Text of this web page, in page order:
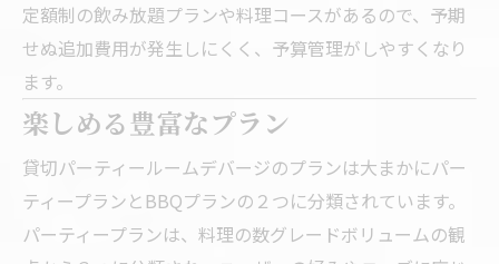
定額制の飲み放題プランや料理コースがあるので、予期
せぬ追加費用が発生しにくく、予算管理がしやすくなり
ます。
楽しめる豊富なプラン
貸切パーティールームデバージのプランは大まかにパー
ティープランとBBQプランの２つに分類されています。
パーティープランは、料理の数グレードボリュームの観